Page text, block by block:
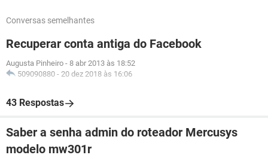
Conversas semelhantes
Recuperar conta antiga do Facebook
Augusta Pinheiro - 8 abr 2013 às 18:52
509090880 - 20 dez 2018 às 16:06
43 Respostas
Saber a senha admin do roteador Mercusys
modelo mw301r